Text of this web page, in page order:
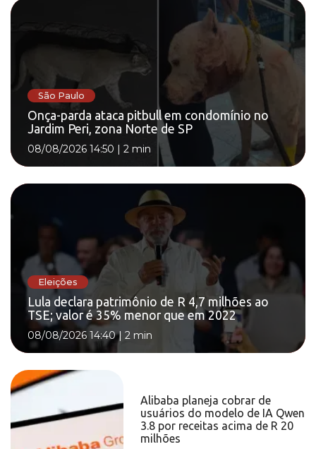
São Paulo
Onça-parda ataca pitbull em condomínio no
Jardim Peri, zona Norte de SP
08/08/2026 14:50 | 2 min
Eleições
Lula declara patrimônio de R 4,7 milhões ao
TSE; valor é 35% menor que em 2022
08/08/2026 14:40| 2 min
Alibaba planeja cobrar de
usuários do modelo de IA Qwen
3.8 por receitas acima de R 20
milhões